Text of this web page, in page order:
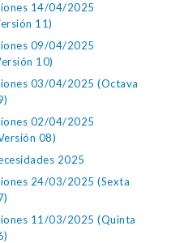
14/04/2025
11)
09/04/2025
10)
03/04/2025 (Octava
02/04/2025
08)
2025
24/03/2025 (Sexta
11/03/2025 (Quinta